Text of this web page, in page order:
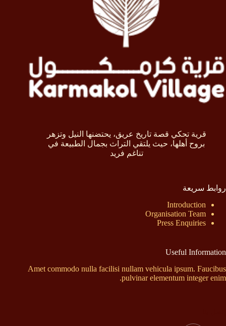
قرية تحكي قصة تاريخ عريق، يحتضنها النيل وتزهر
بروح أهلها، حيث يلتقي التراث بجمال الطبيعة في
تناغم فريد
روابط سريعة
Introduction
Organisation Team
Press Enquiries
Useful Information
Amet commodo nulla facilisi nullam vehicula ipsum. Faucibus
pulvinar elementum integer enim.